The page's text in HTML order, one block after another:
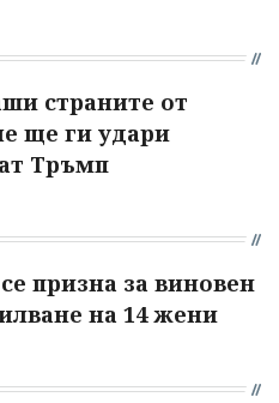
страните от
ще ги удари
Тръмп
призна за виновен
на 14 жени